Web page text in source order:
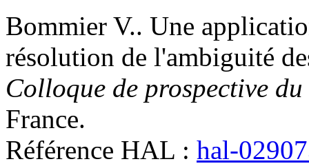
Bommier V.. Une
résolution de l'ambiguité
Colloque de prospective du
France.
Référence HAL : hal-